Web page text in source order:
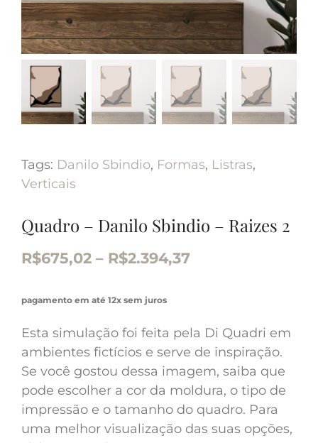
Tags: Danilo Sbindio, Formas, Listras,
Verticais
Quadro – Danilo Sbindio – Raizes 2
R$675,02 – R$2.394,37
pagamento em até 12x sem juros
Esta simulação foi feita pela Di Quadri em
ambientes fictícios e serve de inspiração.
Se você gostou dessa imagem, saiba que
pode escolher a cor da moldura, o tipo de
impressão e o tamanho do quadro. Para
uma melhor visualização das suas opções,